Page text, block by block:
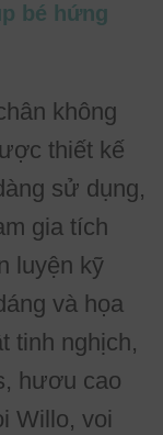
bé hứng
không
thiết kế
sử dụng,
gia tích
luyện kỹ
và họa
tinh nghịch,
hươu cao
Willo, voi